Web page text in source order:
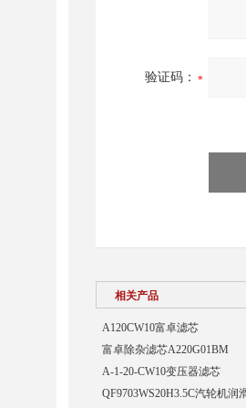
验证码：
相关产品
A120CW10富卓滤芯
富卓除杂滤芯A220G01BM
A-1-20-CW10变压器滤芯
QF9703WS20H3.5C汽轮机润